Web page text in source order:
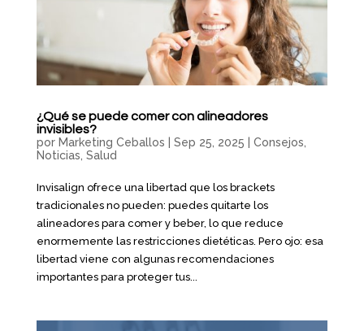
¿Qué se puede comer con alineadores
invisibles?
por Marketing Ceballos Sep 25, 2025 Consejos
Noticias Salud
Invisalign ofrece una libertad que los brackets
tradicionales no pueden: puedes quitarte los
alineadores para comer y beber, lo que reduce
enormemente las restricciones dietéticas. Pero ojo: esa
libertad viene con algunas recomendaciones
importantes para proteger tus...